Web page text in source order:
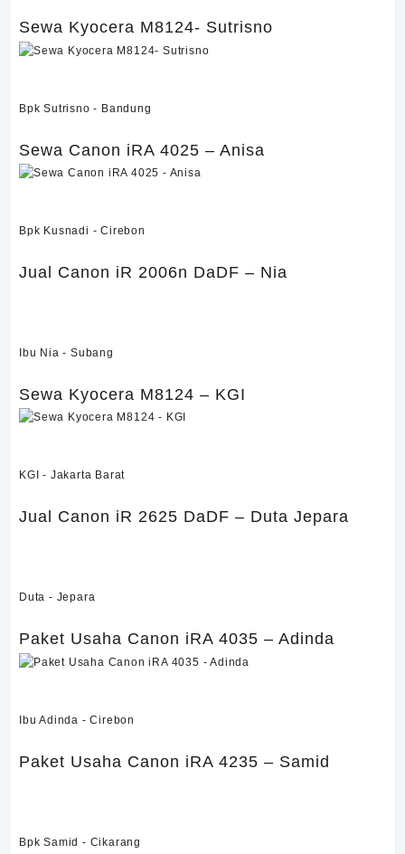
Sewa Kyocera M8124- Sutrisno
Bpk Sutrisno - Bandung
Sewa Canon iRA 4025 – Anisa
Bpk Kusnadi - Cirebon
Jual Canon iR 2006n DaDF – Nia
Ibu Nia - Subang
Sewa Kyocera M8124 – KGI
KGI - Jakarta Barat
Jual Canon iR 2625 DaDF – Duta Jepara
Duta - Jepara
Paket Usaha Canon iRA 4035 – Adinda
Ibu Adinda - Cirebon
Paket Usaha Canon iRA 4235 – Samid
Bpk Samid - Cikarang